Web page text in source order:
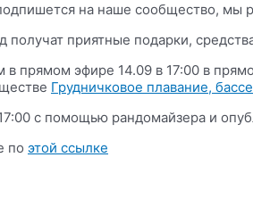
на наше сообщество, мы
получат приятные подарки,
прямом эфире 14.09 в 17:00 в
Грудничковое плавание,
с помощью рандомайзера и
по этой ссылке